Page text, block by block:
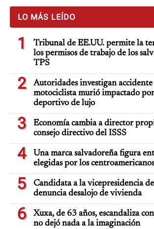
LO MÁS LEÍDO
1
Tribunal de EE.UU. permite la
los permisos de trabajo de los
TPS
2
Autoridades investigan accidente
motociclista murió impactado
deportivo de lujo
3
Economía cambia a director
consejo directivo del ISSS
4
Una marca salvadoreña figura
elegidas por los centroamericanos
5
Candidata a la vicepresidencia
denuncia desalojo de vivienda
6
Xuxa, de 63 años, escandaliza
no dejó nada a la imaginación